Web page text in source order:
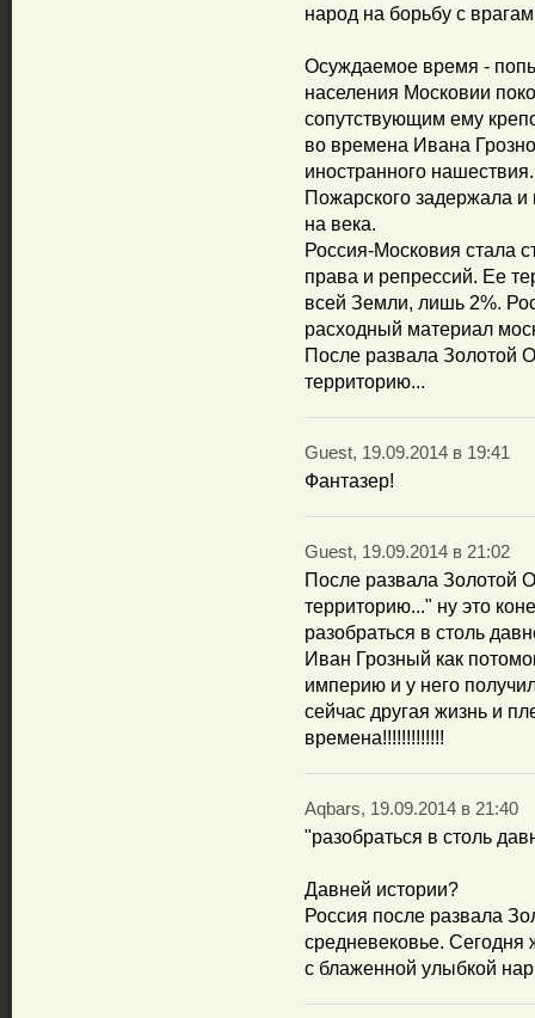
народ на борьбу с
Осуждаемое время -
населения Московии
сопутствующим ему
во времена Ивана
иностранного
Пожарского задержала и
на века.
Россия-Московия стала
права и репрессий. Ее
всей Земли, лишь 2%.
расходный материал
После развала Золотой
территорию...
Guest, 19.09.2014 в 19:41
Фантазер!
Guest, 19.09.2014 в 21:02
После развала Золотой
территорию..." ну это
разобраться в столь
Иван Грозный как
империю и у него
сейчас другая жизнь и
времена!!!!!!!!!!!!!
Aqbars, 19.09.2014 в 21:40
"разобраться в столь
Давней истории?
Россия после развала
средневековье. Сегодня
с блаженной улыбкой